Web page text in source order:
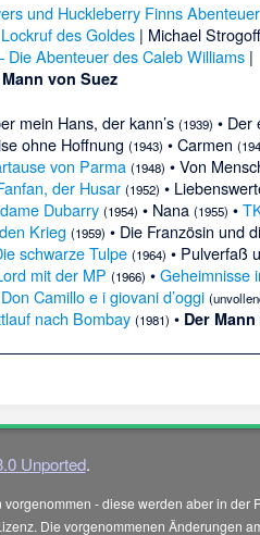
und Huckleberry Finns Abenteuer
Lockruf des Goldes | Michael Strogoff
Die Abenteuer des Caleb Williams |
von Suez
mein Hans, der kann’s(1939) • Der
ohne Hoffnung (1943) • Carmen
von Parma (1948) • Von
der Husar (1952) •
Dubarry (1954) • Nana(1955) •
Krieg (1959) • Die Französin und
schwarze Tulpe (1964) • Pulverfaß
mit der MP (1966) •Geheimnisse
Don Camillo e i giovani d’oggi
nach Bombay (1981) • Der
Unported.
- diese werden aber in
Die vorgenommenen Änderungen